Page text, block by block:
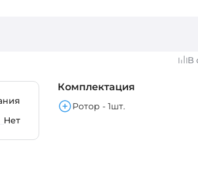
В
Нет
Комплектация
Ротор - 1шт.